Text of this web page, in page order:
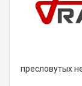
пресловутых